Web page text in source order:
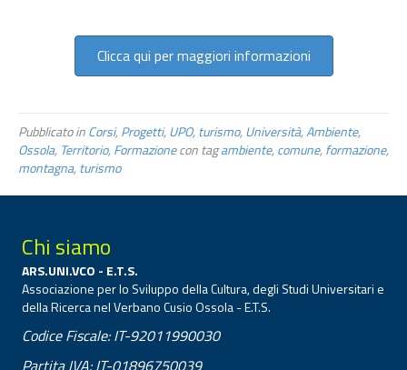
Clicca qui per maggiori informazioni
Pubblicato inCorsi,Progetti,UPO,turismo,Università,Ambiente,
Ossola, Territorio,Formazionecon tagambiente,comune,formazione,
montagna,turismo
Chi siamo
ARS.UNI.VCO - E.T.S.
Associazione per lo Sviluppo della Cultura, degli Studi Universitari e
della Ricerca nel Verbano Cusio Ossola - E.T.S.
Codice Fiscale: IT-92011990030
Partita IVA: IT-01896750039